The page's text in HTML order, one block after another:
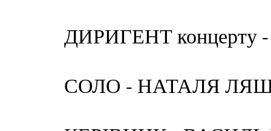
ДИРИГЕНТ
СОЛО - НАТАЛЯ